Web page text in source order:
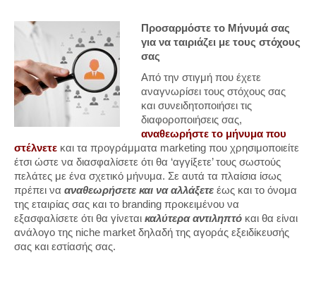
Προσαρμόστε το Μήνυμά σας
για να ταιριάζει με τους στόχους
σας
Από την στιγμή που έχετε
αναγνωρίσει τους στόχους σας
και συνειδητοποιήσει τις
διαφοροποιήσεις σας,
αναθεωρήστε το μήνυμα που
στέλνετε και τα προγράμματα marketing που χρησιμοποιείτε
έτσι ώστε να διασφαλίσετε ότι θα ‘αγγίξετε’ τους σωστούς
πελάτες με ένα σχετικό μήνυμα. Σε αυτά τα πλαίσια ίσως
πρέπει να αναθεωρήσετε και να αλλάξετε έως και το όνομα
της εταιρίας σας και το branding προκειμένου να
εξασφαλίσετε ότι θα γίνεται καλύτερα αντιληπτό και θα είναι
ανάλογο της niche market δηλαδή της αγοράς εξειδίκευσής
σας και εστίασής σας.